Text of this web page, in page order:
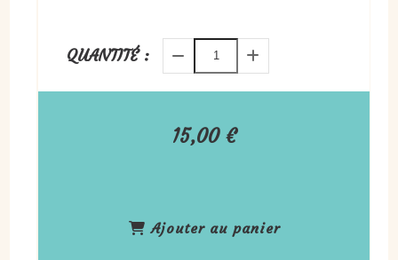
15,00€
QUANTITÉ :
Ajouter au panier